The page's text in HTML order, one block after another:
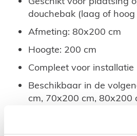
douchebak (laag of hoog
Afmeting: 80x200 cm
Hoogte: 200 cm
Compleet voor installatie
Beschikbaar in de
cm, 70x200 cm, 80x200
100x200 cm, 110x200
Profiel en